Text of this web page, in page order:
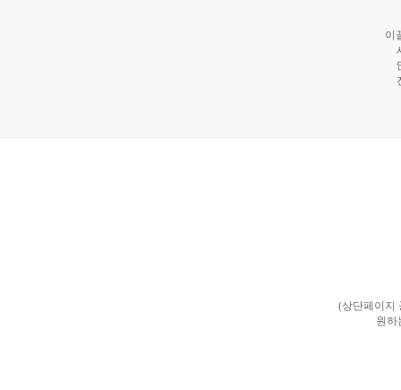
이
(상단페이지
원하